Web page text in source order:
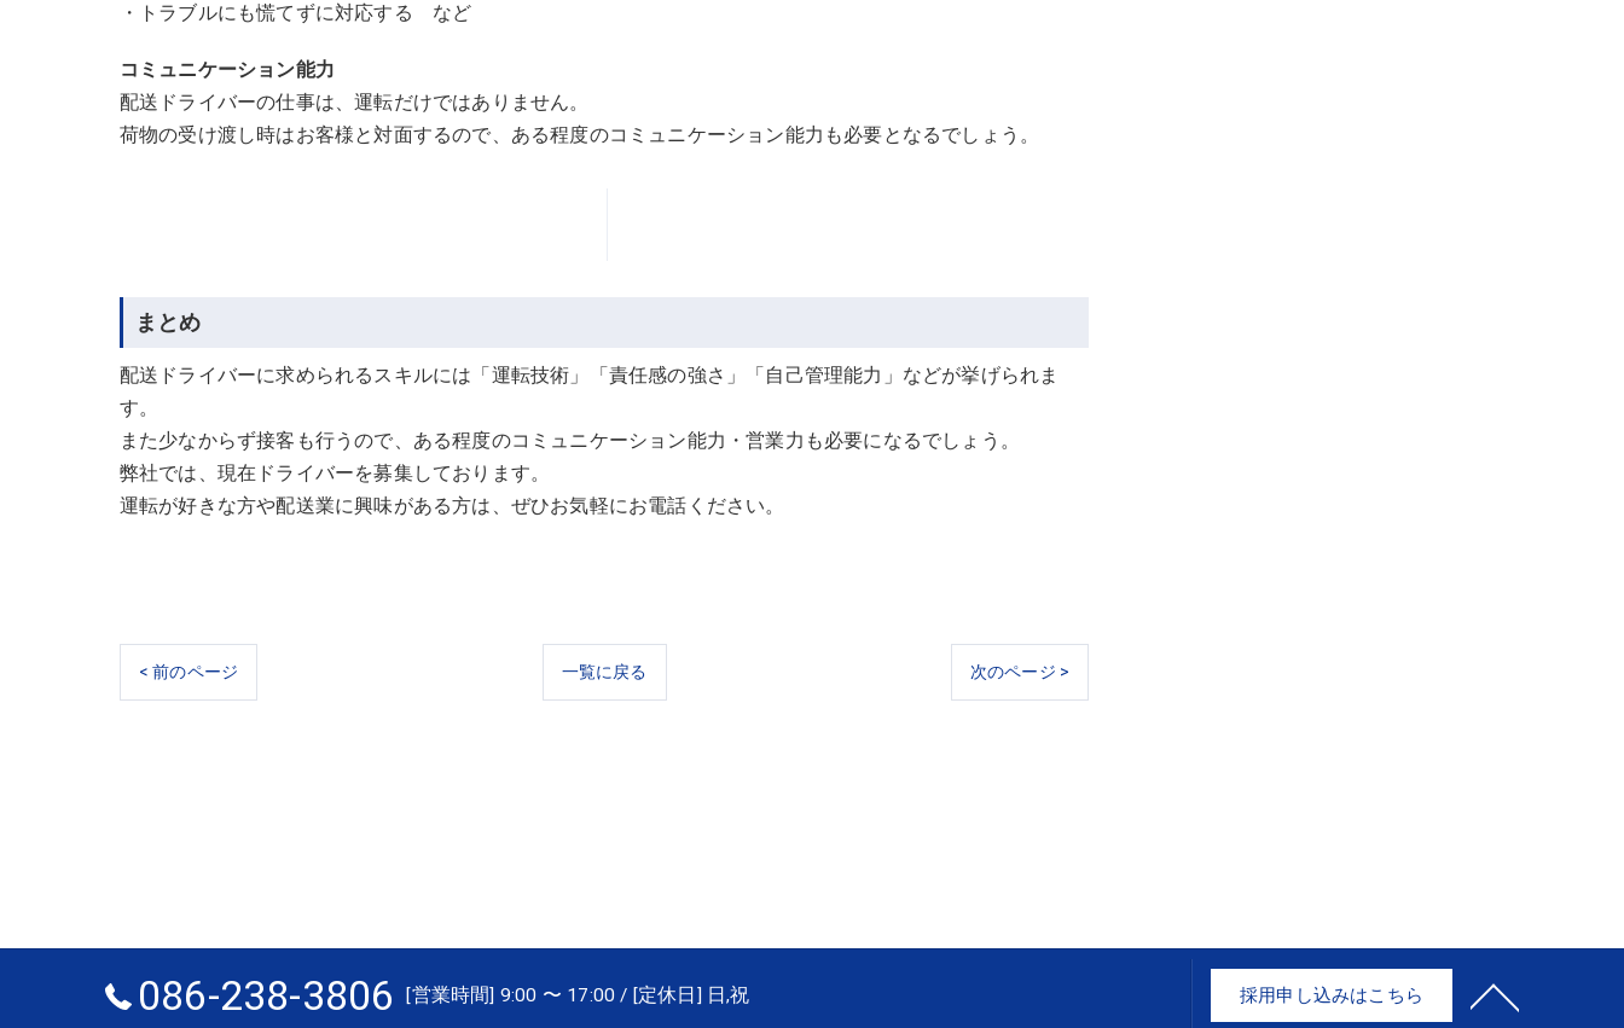
・トラブルにも慌てずに対応する など
コミュニケーション能力
配送ドライバーの仕事は、運転だけではありません。
荷物の受け渡し時はお客様と対面するので、ある程度のコミュニケーション能力も必要となるでしょう。
まとめ
配送ドライバーに求められるスキルには「運転技術」「責任感の強さ」「自己管理能力」などが挙げられま
す。
また少なからず接客も行うので、ある程度のコミュニケーション能力・営業力も必要になるでしょう。
弊社では、現在ドライバーを募集しております。
運転が好きな方や配送業に興味がある方は、ぜひお気軽にお電話ください。
< 前のページ 一覧に戻る 次のページ >
086-238-3806 [営業時間] 9:00 〜 17:00 / [定休日] 日,祝 採用申し込みはこちら